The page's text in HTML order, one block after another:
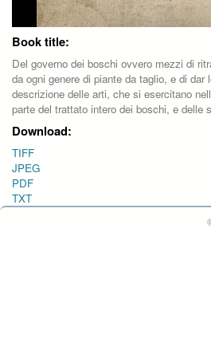
Book title:
Del governo dei boschi ovvero mezzi di
da ogni genere di piante da taglio, e di
descrizione delle arti, che si esercitano
parte del trattato intero dei boschi, e delle
Download:
TIFF
JPEG
PDF
TXT